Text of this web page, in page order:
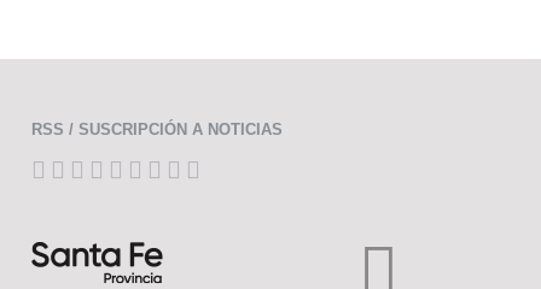
RSS / SUSCRIPCIÓN A NOTICIAS